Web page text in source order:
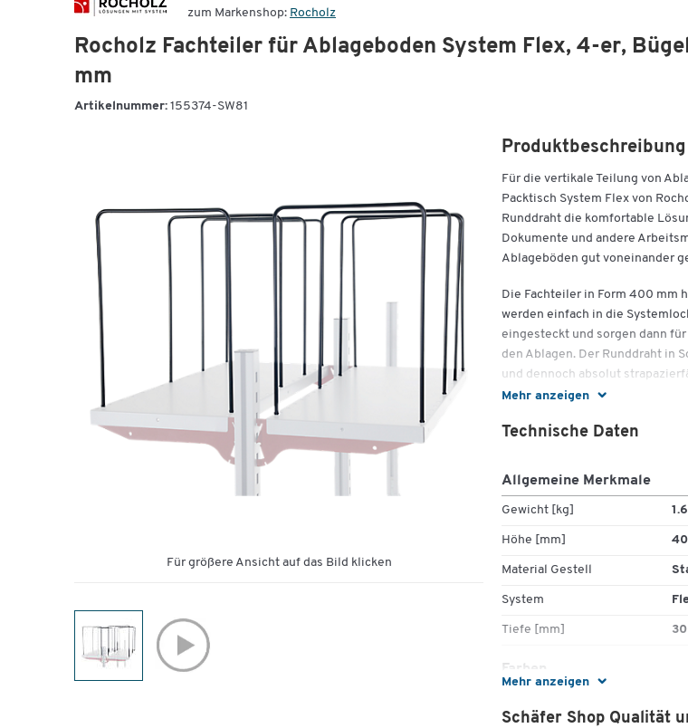
zum Markenshop: Rocholz
Rocholz Fachteiler für Ablageboden System Flex, 4-er,
mm
Artikelnummer: 155374-SW81
Für größere Ansicht auf das Bild klicken
Mehr anzeigen
Produktbeschreibung
Für die vertikale Teilung von
Packtisch System Flex von
Runddraht die komfortable
Dokumente und andere
Ablageböden gut voneinander
Die Fachteiler in Form 400 mm
werden einfach in die
eingesteckt und sorgen dann
den Ablagen. Der Runddraht in
und dennoch absolut
Formstabilität.
Wir liefern die offenen
Technische Details:
Material: Stahl Runddraht
Farbe: Schwarz
Fachboden System Flex
Lieferumfang: VE 4 Stück
Mehr anzeigen
Technische Daten
Allgemeine Merkmale
Gewicht [kg] 1.6
Höhe [mm]
Material Gestell
System
Tiefe [mm]
Farben
Schäfer Shop Qualität